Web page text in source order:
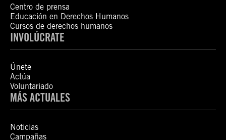
Centro de prensa
Educación en Derechos Humanos
Cursos de derechos humanos
INVOLÚCRATE
Únete
Actúa
Voluntariado
MÁS ACTUALES
Noticias
Campañas